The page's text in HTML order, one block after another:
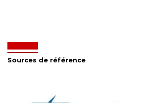
Sources de référence